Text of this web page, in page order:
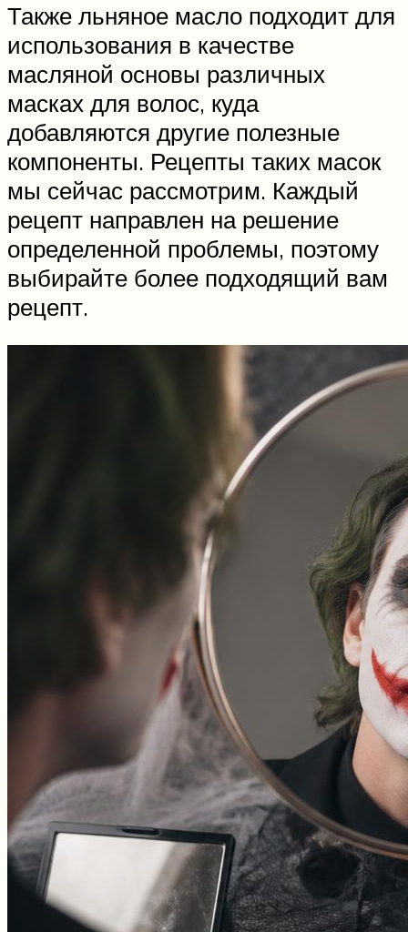
Также льняное масло подходит для
использования в качестве
масляной основы различных
масках для волос, куда
добавляются другие полезные
компоненты. Рецепты таких масок
мы сейчас рассмотрим. Каждый
рецепт направлен на решение
определенной проблемы, поэтому
выбирайте более подходящий вам
рецепт.